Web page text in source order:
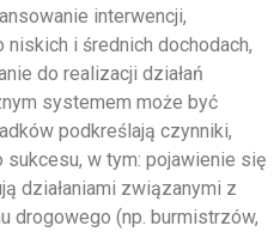
interwencji,
i średnich dochodach,
do realizacji działań
systemem może być
podkreślają czynniki,
sukcesu, w tym: pojawienie się
działaniami związanymi z
drogowego (np. burmistrzów,